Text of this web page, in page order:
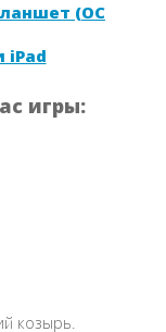
(ОС
iPad
игры:
козырь.